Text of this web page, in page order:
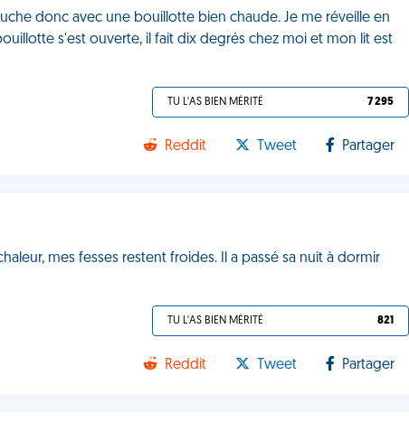
donc avec une bouillotte bien chaude. Je me réveille en
s'est ouverte, il fait dix degrés chez moi et mon lit est
TU L'AS BIEN MÉRITÉ 7 295
Reddit Tweet Partager
mes fesses restent froides. Il a passé sa nuit à dormir
TU L'AS BIEN MÉRITÉ 821
Reddit Tweet Partager